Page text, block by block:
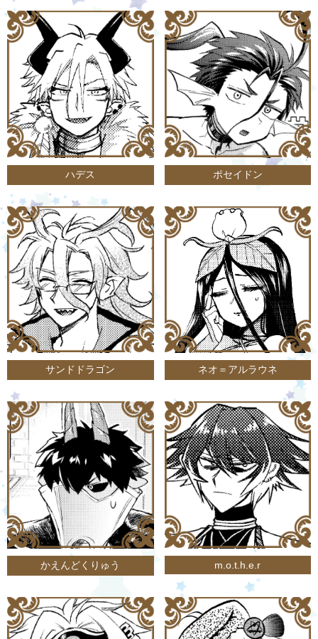
ハデス ポセイドン
サンドドラゴン ネオ＝アルラウネ
かえんどくりゅう m.o.t.h.e.r